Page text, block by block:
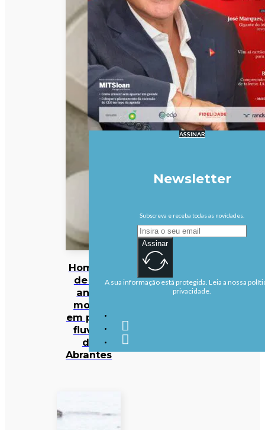
Homem
de 40
anos
morre
em praia
fluvial
de
Abrantes
ASSINAR
Newsletter
Subscreva e receba todas as novidades.
Assinar
A sua informação está protegida. Leia a nossa
privacidade.